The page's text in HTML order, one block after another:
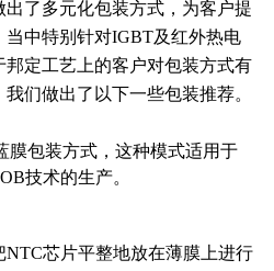
了多元化包装方式，为客户提
中特别针对IGBT及红外热电
定工艺上的客户对包装方式有
们做出了以下一些包装推荐。
膜包装方式，这种模式适用于
技术的生产。
芯片平整地放在薄膜上进行